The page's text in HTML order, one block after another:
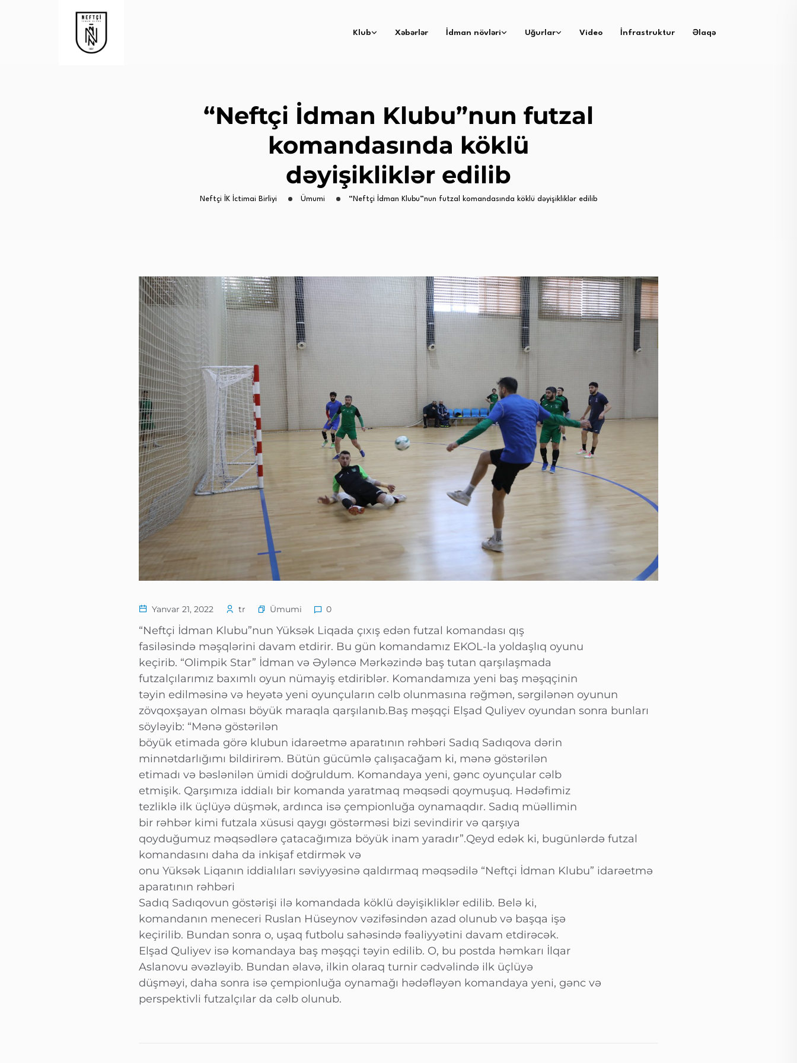
Klub Xəbərlər İdman növləri Uğurlar Video İnfrastruktur Əlaqə
“Neftçi İdman Klubu”nun futzal
komandasında köklü
dəyişikliklər edilib
Neftçi İK İctimai Birliyi Ümumi “Neftçi İdman Klubu”nun futzal komandasında köklü dəyişikliklər edilib
Yanvar 21, 2022 tr Ümumi 0
“Neftçi İdman Klubu”nun Yüksək Liqada çıxış edən futzal komandası qış
fasiləsində məşqlərini davam etdirir. Bu gün komandamız EKOL-la yoldaşlıq oyunu
keçirib. “Olimpik Star” İdman və Əyləncə Mərkəzində baş tutan qarşılaşmada
futzalçılarımız baxımlı oyun nümayiş etdiriblər. Komandamıza yeni baş məşqçinin
təyin edilməsinə və heyətə yeni oyunçuların cəlb olunmasına rəğmən, sərgilənən oyunun
zövqoxşayan olması böyük maraqla qarşılanıb.Baş məşqçi Elşad Quliyev oyundan sonra bunları
söyləyib: “Mənə göstərilən
böyük etimada görə klubun idarəetmə aparatının rəhbəri Sadıq Sadıqova dərin
minnətdarlığımı bildirirəm. Bütün gücümlə çalışacağam ki, mənə göstərilən
etimadı və bəslənilən ümidi doğruldum. Komandaya yeni, gənc oyunçular cəlb
etmişik. Qarşımıza iddialı bir komanda yaratmaq məqsədi qoymuşuq. Hədəfimiz
tezliklə ilk üçlüyə düşmək, ardınca isə çempionluğa oynamaqdır. Sadıq müəllimin
bir rəhbər kimi futzala xüsusi qaygı göstərməsi bizi sevindirir və qarşıya
qoyduğumuz məqsədlərə çatacağımıza böyük inam yaradır”.Qeyd edək ki, bugünlərdə futzal
komandasını daha da inkişaf etdirmək və
onu Yüksək Liqanın iddialıları səviyyəsinə qaldırmaq məqsədilə “Neftçi İdman Klubu” idarəetmə
aparatının rəhbəri
Sadıq Sadıqovun göstərişi ilə komandada köklü dəyişikliklər edilib. Belə ki,
komandanın meneceri Ruslan Hüseynov vəzifəsindən azad olunub və başqa işə
keçirilib. Bundan sonra o, uşaq futbolu sahəsində fəaliyyətini davam etdirəcək.
Elşad Quliyev isə komandaya baş məşqçi təyin edilib. O, bu postda həmkarı İlqar
Aslanovu əvəzləyib. Bundan əlavə, ilkin olaraq turnir cədvəlində ilk üçlüyə
düşməyi, daha sonra isə çempionluğa oynamağı hədəfləyən komandaya yeni, gənc və
perspektivli futzalçılar da cəlb olunub.